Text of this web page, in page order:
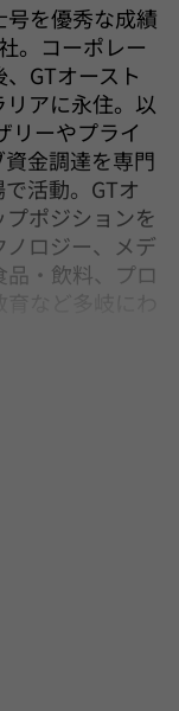
を優秀な成績
。コーポレー
GTオースト
アに永住。以
リーやプライ
金調達を専門
活動。GTオ
ポジションを
ロジー、メデ
・飲料、プロ
者と協働し、
じて課題を正
生を左右する
裏打ちされた